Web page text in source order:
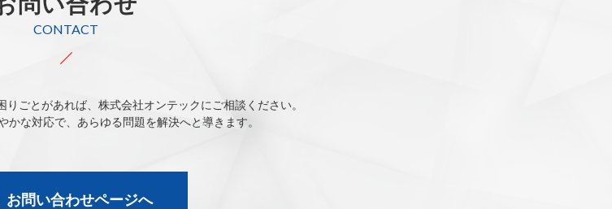
CONTACT
りごとがあれば、株式会社オンテックにご相談ください。
かな対応で、あらゆる問題を解決へと導きます。
お問い合わせページへ